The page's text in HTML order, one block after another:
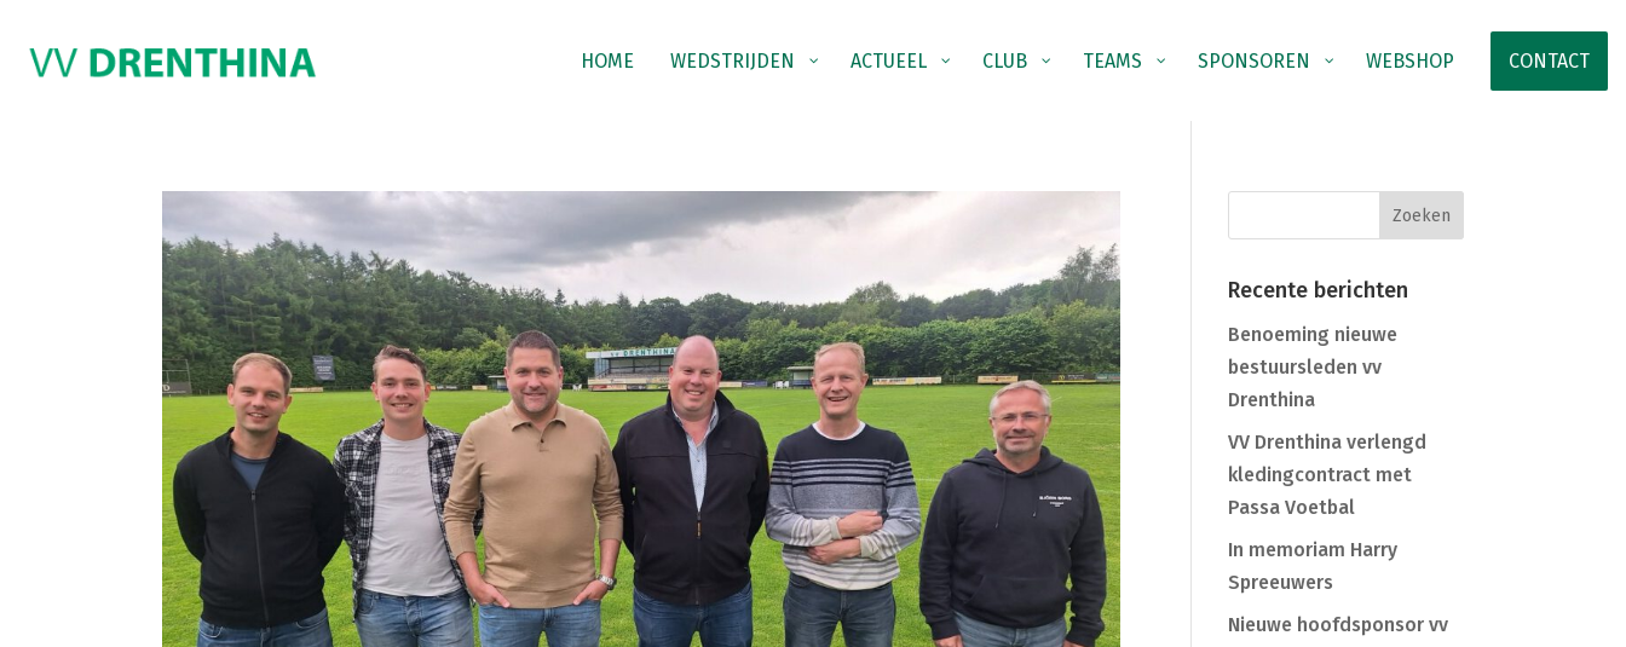
HOME WEDSTRIJDEN ACTUEEL CLUB TEAMS SPONSOREN WEBSHOP CONTACT
Recente berichten
Benoeming nieuwe
bestuursleden vv
Drenthina
VV Drenthina verlengd
kledingcontract met
Passa Voetbal
In memoriam Harry
Spreeuwers
Nieuwe hoofdsponsor vv